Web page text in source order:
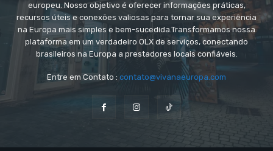
europeu. Nosso objetivo é oferecer informações práticas,
recursos úteis e conexões valiosas para tornar sua experiência
na Europa mais simples e bem-sucedida.Transformamos nossa
plataforma em um verdadeiro OLX de serviços, conectando
brasileiros na Europa a prestadores locais confiáveis.
Entre em Contato : contato@vivanaeuropa.com